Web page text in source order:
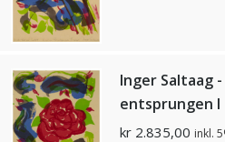
Inger Saltaag -
entsprungen I
kr 2.835,00 inkl.